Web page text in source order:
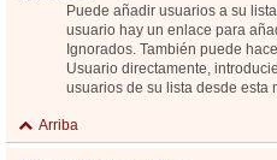
Puede añadir usuarios a su
usuario hay un enlace para
Ignorados. También puede
Usuario directamente,
usuarios de su lista desde esta
Arriba